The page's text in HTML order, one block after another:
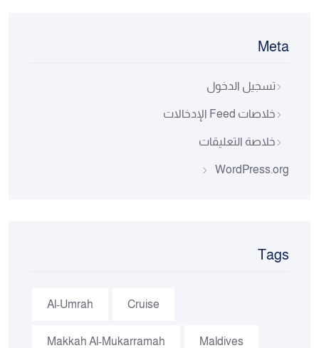
Meta
تسجيل الدخول
خلاصات Feed الإدخالات
خلاصة التعليقات
WordPress.org
Tags
Al-Umrah Cruise
Makkah Al-Mukarramah Maldives